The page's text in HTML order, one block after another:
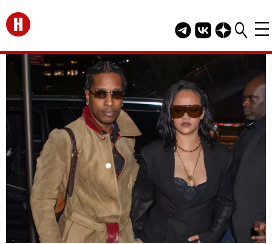
Перейти на главную
Telegram канал
Группа HELLO
Канал